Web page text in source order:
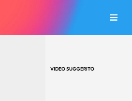
VIDEO SUGGERITO